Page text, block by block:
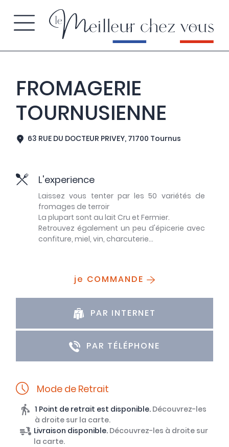
FROMAGERIE
TOURNUSIENNE
63 RUE DU DOCTEUR PRIVEY, 71700 Tournus
L'experience
Laissez vous tenter par les 50 variétés de
fromages de terroir
La plupart sont au lait Cru et Fermier.
Retrouvez également un peu d'épicerie avec
confiture, miel, vin, charcuterie...
je COMMANDE
PAR INTERNET
PAR TÉLÉPHONE
Mode de Retrait
1 Point de retrait est disponible. Découvrez-les
à droite sur la carte.
Livraison disponible. Découvrez-les à droite sur
la carte.